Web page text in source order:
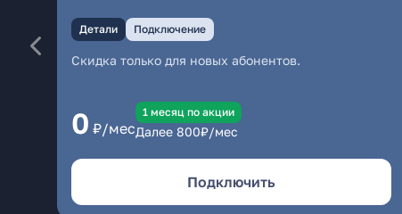
Детали Подключение
Скидка только для новых абонентов.
0 ₽/мес
1 месяц по акции
Далее 800₽/мес
Подключить